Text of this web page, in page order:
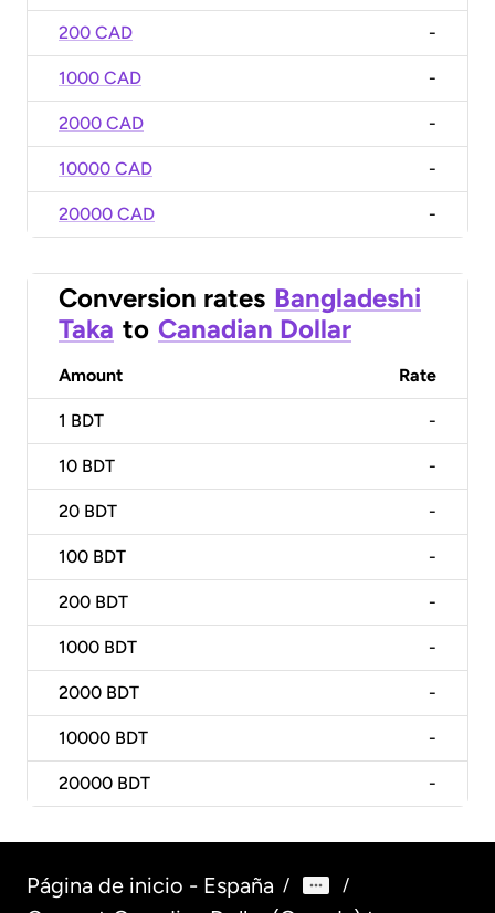
200 CAD -
1000 CAD -
2000 CAD -
10000 CAD -
20000 CAD -
Conversion rates Bangladeshi
Taka to Canadian Dollar
Amount Rate
1 BDT -
10 BDT -
20 BDT -
100 BDT -
200 BDT -
1000 BDT -
2000 BDT -
10000 BDT -
20000 BDT -
Página de inicio - España / /